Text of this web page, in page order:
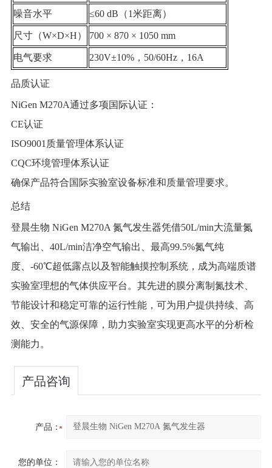
噪音水平 ≤60 dB（1米距离）
尺寸（W×D×H） 700 × 870 × 1050 mm
电气要求 230V±10%，50/60Hz，16A
品质认证
NiGen M270A通过多项国际认证：
CE认证
ISO9001质量管理体系认证
CQC环境管理体系认证
确保产品符合国际实验室设备标准和质量管理要求。
总结
登晨生物 NiGen M270A 氮气发生器凭借50L/min大流量氮
气输出、40L/min洁净空气输出、最高99.5%氮气纯
度、-60℃超低露点以及智能触摸控制系统，成为高端质谱
实验室理想的气体供应平台。其先进的膜分离制氮技术、
节能设计和稳定可靠的运行性能，可为用户提供持续、高
效、安全的气源保障，助力实验室实现更高水平的分析检
测能力。
产品咨询
产品：
您的单位：